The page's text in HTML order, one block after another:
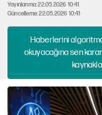
Yayınlanma: 22.05.2026 10:41
Güncelleme: 22.05.2026 10:41
Haberlerini
okuyacağına sen